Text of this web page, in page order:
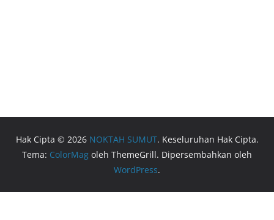
Hak Cipta © 2026 NOKTAH SUMUT. Keseluruhan Hak Cipta.
Tema: ColorMag oleh ThemeGrill. Dipersembahkan oleh
WordPress.